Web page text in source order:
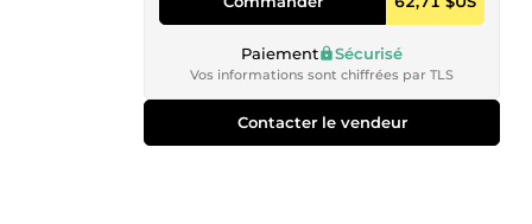
Paiement Sécurisé
Vos informations sont chiffrées par TLS
Contacter le vendeur